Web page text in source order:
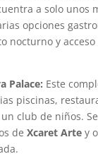
a solo unos
opciones
nocturno y acceso
Palace: Este
piscinas,
club de niños.
de Xcaret Artey